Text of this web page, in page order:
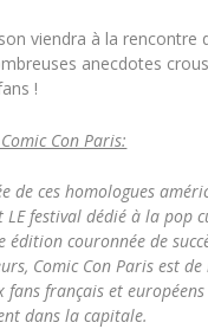
viendra à la rencontre
anecdotes
!
Con Paris:
de ces homologues
LE festival dédié à la pop
édition couronnée de
Comic Con Paris est
fans français et
dans la capitale.